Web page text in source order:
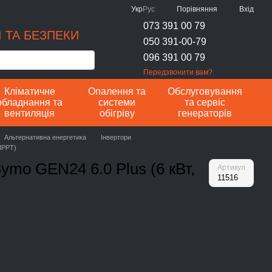
УкрРус Порівняння Вхід
БЕЗПЕКИ
073 391 00 79
050 391-00-79
096 391 00 79
Передзвонити вам?
Кліматичне
та
вентиляція
Опалення та
системи
обігріву
Обслуговування
та сервіс
генераторів
Альтернативна енергетика
Інвертори
GEN24 6.0 Plus (6 кВт, Артикул
11516